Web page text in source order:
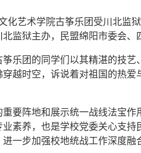
化艺术学院古筝乐团受川北监
北监狱主办，民盟绵阳市委会、
筝乐团的同学们以其精湛的技
越时空，诉说着对祖国的热
重要阵地和展示统一战线法宝
素养，也是学校党委关心支
一步加强校地统战工作深度融